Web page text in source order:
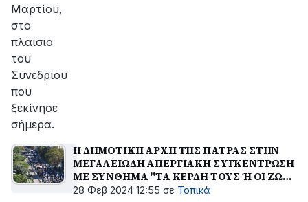
Μαρτίου,
στο
πλαίσιο
του
Συνεδρίου
που
ξεκίνησε
σήμερα.
Η ΔΗΜΟΤΙΚΗ ΑΡΧΗ ΤΗΣ ΠΑΤΡΑΣ ΣΤΗΝ
ΜΕΓΑΛΕΙΩΔΗ ΑΠΕΡΓΙΑΚΗ ΣΥΓΚΕΝΤΡΩΣΗ
ΜΕ ΣΥΝΘΗΜΑ ''ΤΑ ΚΕΡΔΗ ΤΟΥΣ Ή ΟΙ ΖΩΕΣ
ΜΑΣ''
28 Φεβ 2024 12:55 σε Τοπικά